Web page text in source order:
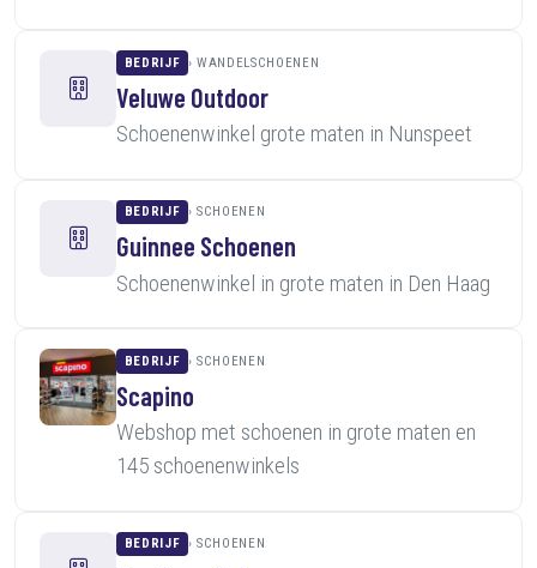
BEDRIJF WANDELSCHOENEN
Veluwe Outdoor
Schoenenwinkel grote maten in Nunspeet
BEDRIJF SCHOENEN
Guinnee Schoenen
Schoenenwinkel in grote maten in Den Haag
BEDRIJF SCHOENEN
Scapino
Webshop met schoenen in grote maten en
145 schoenenwinkels
BEDRIJF SCHOENEN